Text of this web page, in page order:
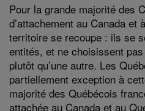
Pour la grande majorité des
d’attachement au Canada et
territoire se recoupe : ils se
entités, et ne choisissent
plutôt qu’une autre. Les
partiellement exception à
majorité des Québécois
attachée au Canada et au